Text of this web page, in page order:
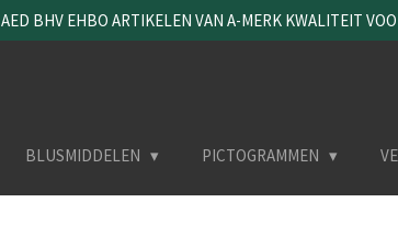
AED BHV EHBO ARTIKELEN VAN A-MERK KWALITEIT
BLUSMIDDELEN PICTOGRAMMEN